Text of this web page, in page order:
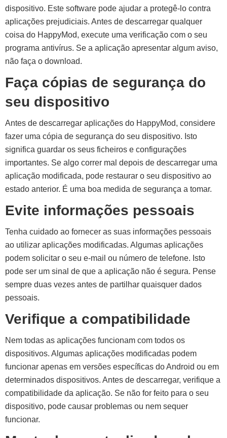
dispositivo. Este software pode ajudar a protegê-lo contra
aplicações prejudiciais. Antes de descarregar qualquer
coisa do HappyMod, execute uma verificação com o seu
programa antivírus. Se a aplicação apresentar algum aviso,
não faça o download.
Faça cópias de segurança do
seu dispositivo
Antes de descarregar aplicações do HappyMod, considere
fazer uma cópia de segurança do seu dispositivo. Isto
significa guardar os seus ficheiros e configurações
importantes. Se algo correr mal depois de descarregar uma
aplicação modificada, pode restaurar o seu dispositivo ao
estado anterior. É uma boa medida de segurança a tomar.
Evite informações pessoais
Tenha cuidado ao fornecer as suas informações pessoais
ao utilizar aplicações modificadas. Algumas aplicações
podem solicitar o seu e-mail ou número de telefone. Isto
pode ser um sinal de que a aplicação não é segura. Pense
sempre duas vezes antes de partilhar quaisquer dados
pessoais.
Verifique a compatibilidade
Nem todas as aplicações funcionam com todos os
dispositivos. Algumas aplicações modificadas podem
funcionar apenas em versões específicas do Android ou em
determinados dispositivos. Antes de descarregar, verifique a
compatibilidade da aplicação. Se não for feito para o seu
dispositivo, pode causar problemas ou nem sequer
funcionar.